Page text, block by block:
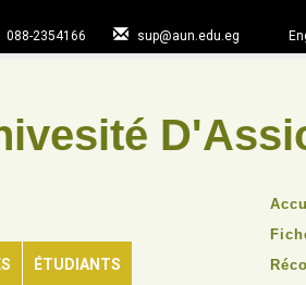
088-2354166 sup@aun.edu.eg
ÉTUDIANTS
TOP